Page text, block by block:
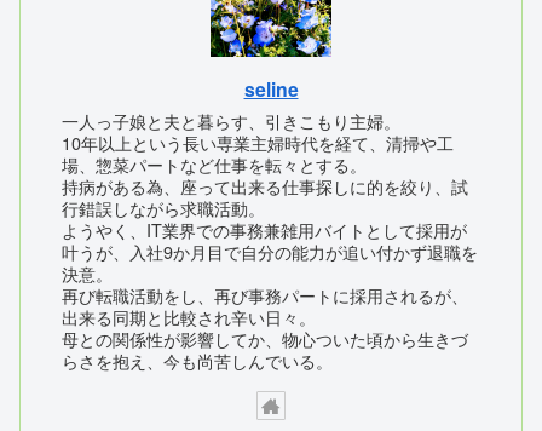
seline
一人っ子娘と夫と暮らす、引きこもり主婦。
10年以上という長い専業主婦時代を経て、清掃や工
場、惣菜パートなど仕事を転々とする。
持病がある為、座って出来る仕事探しに的を絞り、試
行錯誤しながら求職活動。
ようやく、IT業界での事務兼雑用バイトとして採用が
叶うが、入社9か月目で自分の能力が追い付かず退職を
決意。
再び転職活動をし、再び事務パートに採用されるが、
出来る同期と比較され辛い日々。
母との関係性が影響してか、物心ついた頃から生きづ
らさを抱え、今も尚苦しんでいる。